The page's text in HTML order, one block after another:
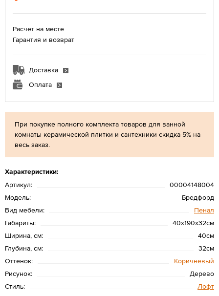
При покупке полного комплекта товаров для ванной
комнаты керамической плитки и сантехники скидка 5% на
весь заказ.
Характеристики:
Артикул:
00004148004
Модель:
Бредфорд
Вид мебели:
Пенал
Габариты:
40x190x32см
Ширина, см:
40см
Глубина, см:
32см
Оттенок:
Коричневый
Рисунок:
Дерево
Стиль:
Лофт
Расчет на месте
Гарантия и возврат
Доставка
Оплата